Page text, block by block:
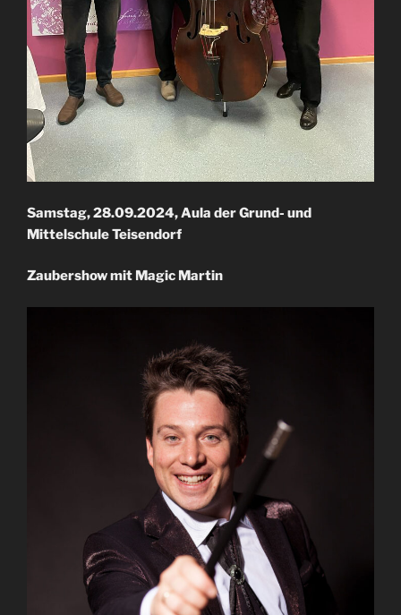
Samstag, 28.09.2024, Aula der Grund- und
Mittelschule Teisendorf
Zaubershow mit Magic Martin